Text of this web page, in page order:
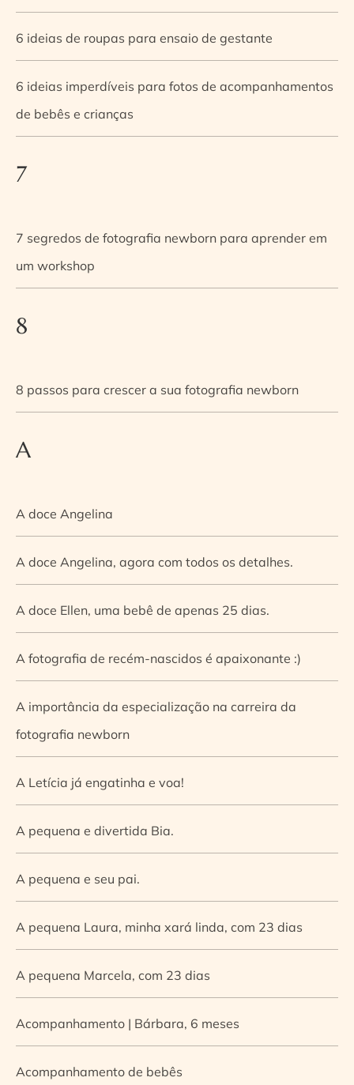
6 ideias de roupas para ensaio de gestante
6 ideias imperdíveis para fotos de acompanhamentos
de bebês e crianças
7
7 segredos de fotografia newborn para aprender em
um workshop
8
8 passos para crescer a sua fotografia newborn
A
A doce Angelina
A doce Angelina, agora com todos os detalhes.
A doce Ellen, uma bebê de apenas 25 dias.
A fotografia de recém-nascidos é apaixonante :)
A importância da especialização na carreira da
fotografia newborn
A Letícia já engatinha e voa!
A pequena e divertida Bia.
A pequena e seu pai.
A pequena Laura, minha xará linda, com 23 dias
A pequena Marcela, com 23 dias
Acompanhamento | Bárbara, 6 meses
Acompanhamento de bebês